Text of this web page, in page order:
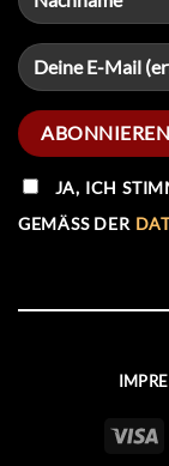
JA, ICH
GEMÄSS DER